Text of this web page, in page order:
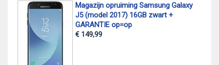
Magazijn opruiming Samsung Galaxy
J5 (model 2017) 16GB zwart +
GARANTIE op=op
€ 149,99